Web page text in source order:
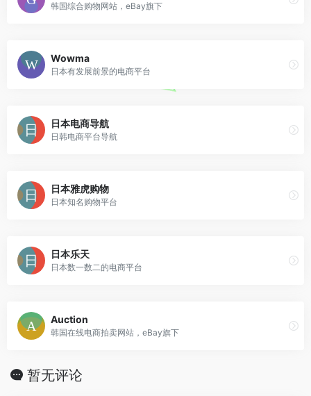
韩国综合购物网站，eBay旗下
Wowma
日本有发展前景的电商平台
日本电商导航
日韩电商平台导航
日本雅虎购物
日本知名购物平台
日本乐天
日本数一数二的电商平台
Auction
韩国在线电商拍卖网站，eBay旗下
暂无评论